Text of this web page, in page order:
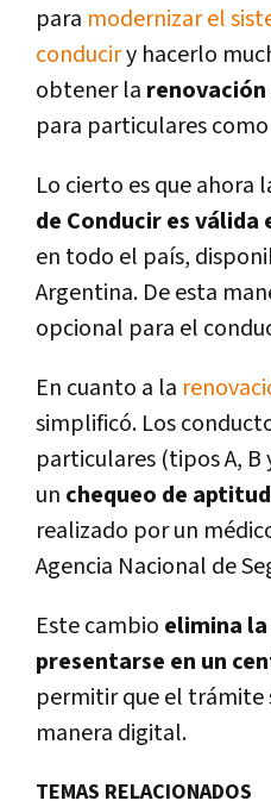
para modernizar el
conduciry hacerlo
obtener la
para particulares
Lo cierto es que ahora
de Conducir es
en todo el país,
Argentina. De esta
opcional para el
En cuanto a la
simplificó. Los
particulares (tipos A, B
un chequeo de
realizado por un
Agencia Nacional de
Estecambio elimina la
presentarse en un
permitir que el trámite
manera digital.
TEMAS RELACIONADOS